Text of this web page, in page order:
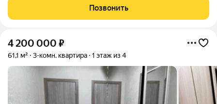
семьи! Частично остается мебель, вместительные встроенные
шкафы, кухонный гарнитур.
Позвонить
4 200 000 ₽
61,1 м² 3-комн. квартира 1 этаж из 4